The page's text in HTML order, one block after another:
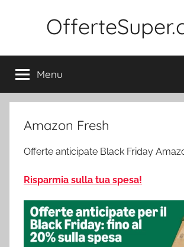
Menu
Amazon Fresh
Offerte anticipate Black Friday
Risparmia sulla tua spesa!